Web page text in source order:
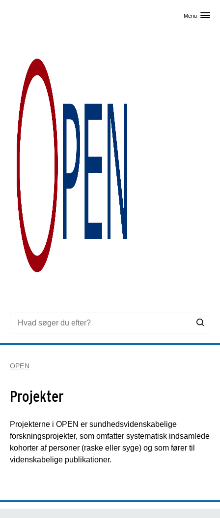
Menu
OPEN
Projekter
Projekterne i OPEN er sundhedsvidenskabelige
forskningsprojekter, som omfatter systematisk indsamlede
kohorter af personer (raske eller syge) og som fører til
videnskabelige publikationer.